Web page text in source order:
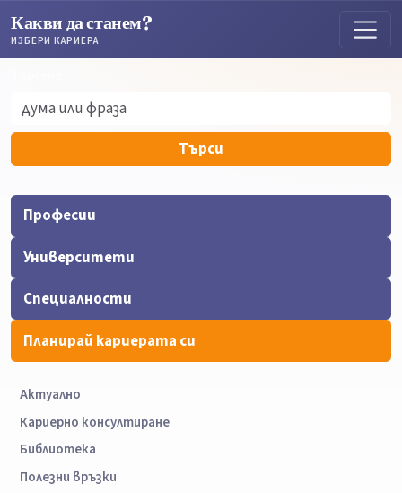
Какви да станем?
ИЗБЕРИ КАРИЕРА
Търси
Професии
Университети
Специалности
Планирай кариерата си
Актуално
Кариерно консултиране
Библиотека
Полезни връзки